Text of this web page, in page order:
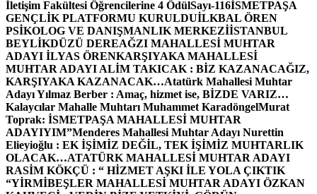
İletişim Fakültesi Öğrencilerine 4 ÖdülSayı-116İSMETPAŞA
GENÇLİK PLATFORMU KURULDUİLKBAL ÖREN
PSİKOLOG VE DANIŞMANLIK MERKEZİİSTANBUL
BEYLİKDÜZÜ DEREAĞZI MAHALLESİ MUHTAR
ADAYI İLYAS ÖRENKARŞIYAKA MAHALLESİ
MUHTAR ADAYI ALİM TAKICAK : BİZ KAZANACAĞIZ,
KARŞIYAKA KAZANACAK…Atatürk Mahallesi Muhtar
Adayı Yılmaz Berber : Amaç, hizmet ise, BİZDE VARIZ…
Kalaycılar Mahalle Muhtarı Muhammet KaradöngelMurat
Toprak: İSMETPAŞA MAHALLESİ MUHTAR
ADAYIYIM”Menderes Mahallesi Muhtar Adayı Nurettin
Elieyioğlu : EK İŞİMİZ DEĞİL, TEK İŞİMİZ MUHTARLIK
OLACAK…ATATÜRK MAHALLESİ MUHTAR ADAYI
RASİM KÖKÇÜ : “ HİZMET AŞKI İLE YOLA ÇIKTIK
“YİRMİBEŞLER MAHALLESİ MUHTAR ADAYI ÖZKAN